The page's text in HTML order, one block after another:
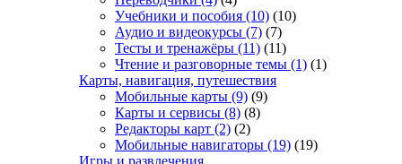
Учебники и пособия (10) (10)
Аудио и видеокурсы (7) (7)
Тесты и тренажёры (11) (11)
Чтение и разговорные темы (1) (1)
Карты, навигация, путешествия
Мобильные карты (9) (9)
Карты и сервисы (8) (8)
Редакторы карт (2) (2)
Мобильные навигаторы (19) (19)
Игры и развлечения